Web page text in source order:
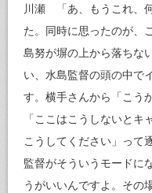
川瀬 「あ、もうこれ、
た。同時に思ったのが、
島努が塀の上から落ちな
い、水島監督の頭の中で
す。横手さんから「こう
「ここはこうしないとキ
こうしてください」って
監督がそういうモードに
うがいいんですよ。その